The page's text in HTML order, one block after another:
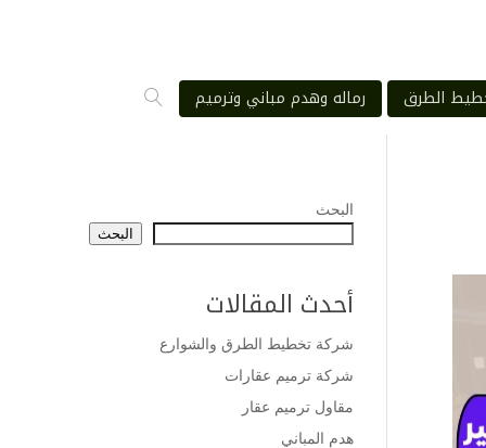
الطرق رماله وهدم مباني وترميم
البحث
البحث
أحدث المقالات
شركة تخطيط الطرق والشوارع
شركة ترميم عقارات
مقاول ترميم عقار
هدم المباني